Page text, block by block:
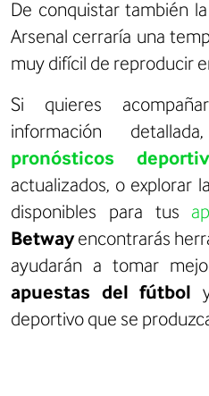
De conquistar también
Arsenal cerraría una
muy difícil de reproducir
Si quieres
información
pronósticos
actualizados, o explorar
disponibles para tus
Betwayencontrarás
ayudarán a tomar
apuestas del fútbol
deportivo que se